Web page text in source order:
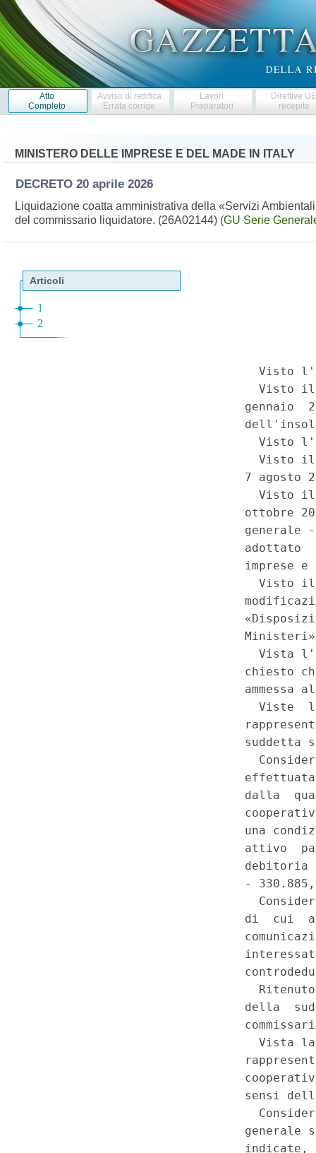
Atto
Completo
Avviso di rettifica
Errata corrige
Lavori
Preparatori
Direttive
recepite
MINISTERO DELLE IMPRESE E DEL MADE IN ITALY
DECRETO 20 aprile 2026
Liquidazione coatta amministrativa della «Servizi
del commissario liquidatore. (26A02144) (GU Serie